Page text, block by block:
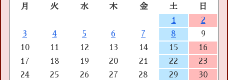
月 火 水 木 金 土
日
1
2
3
4 5 6 7 8
9
10
11 12 13 14 15
16
17
18 19 20 21 22
23
24
25 26 27 28 29
30